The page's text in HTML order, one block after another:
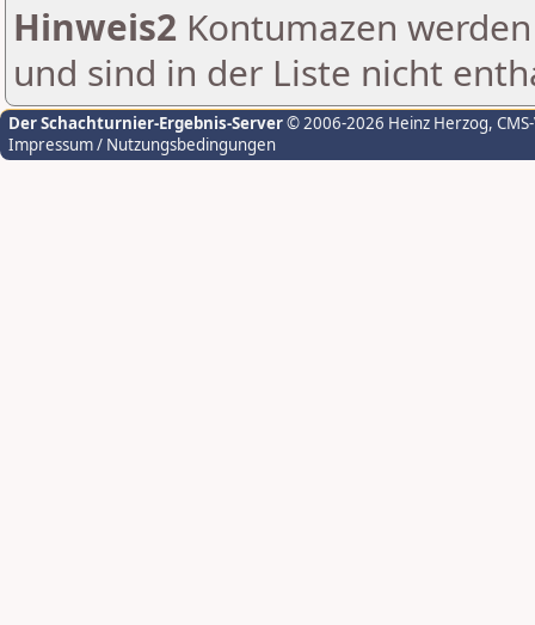
Hinweis2 Kontumazen
und sind in der Liste nicht
Der Schachturnier-Ergebnis-Server© 2006-2026 Heinz Herzog,
Impressum / Nutzungsbedingungen